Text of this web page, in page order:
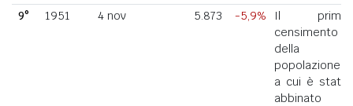
9°
1951 4 nov 5.873 -5,9%
Il primo
censimento
della
popolazione
a cui è stato
abbinato